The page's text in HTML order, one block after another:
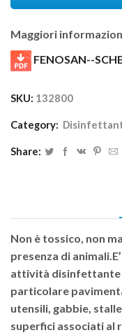
Maggiori
FENOSAN--
SKU: 132800
Category:
Share:
Non è tossico, non
presenza di
attività disinfettante
particolare
utensili, gabbie,
superfici associati al